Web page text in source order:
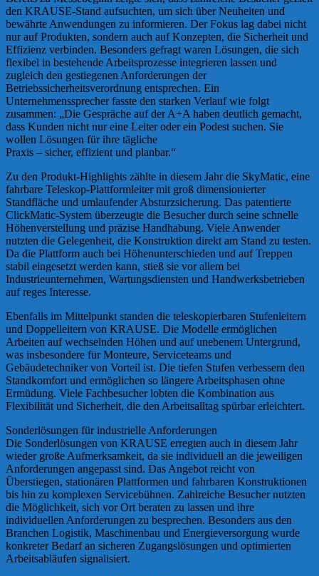
den KRAUSE-Stand aufsuchten, um sich über Neuheiten und
bewährte Anwendungen zu informieren. Der Fokus lag dabei nicht
nur auf Produkten, sondern auch auf Konzepten, die Sicherheit und
Effizienz verbinden. Besonders gefragt waren Lösungen, die sich
flexibel in bestehende Arbeitsprozesse integrieren lassen und
zugleich den gestiegenen Anforderungen der
Betriebssicherheitsverordnung entsprechen. Ein
Unternehmenssprecher fasste den starken Verlauf wie folgt
zusammen: „Die Gespräche auf der A+A haben deutlich gemacht,
dass Kunden nicht nur eine Leiter oder ein Podest suchen. Sie
wollen Lösungen für ihre tägliche
Praxis – sicher, effizient und planbar.“
Zu den Produkt-Highlights zählte in diesem Jahr die SkyMatic, eine
fahrbare Teleskop-Plattformleiter mit groß dimensionierter
Standfläche und umlaufender Absturzsicherung. Das patentierte
ClickMatic-System überzeugte die Besucher durch seine schnelle
Höhenverstellung und präzise Handhabung. Viele Anwender
nutzten die Gelegenheit, die Konstruktion direkt am Stand zu testen.
Da die Plattform auch bei Höhenunterschieden und auf Treppen
stabil eingesetzt werden kann, stieß sie vor allem bei
Industrieunternehmen, Wartungsdiensten und Handwerksbetrieben
auf reges Interesse.
Ebenfalls im Mittelpunkt standen die teleskopierbaren Stufenleitern
und Doppelleitern von KRAUSE. Die Modelle ermöglichen
Arbeiten auf wechselnden Höhen und auf unebenem Untergrund,
was insbesondere für Monteure, Serviceteams und
Gebäudetechniker von Vorteil ist. Die tiefen Stufen verbessern den
Standkomfort und ermöglichen so längere Arbeitsphasen ohne
Ermüdung. Viele Fachbesucher lobten die Kombination aus
Flexibilität und Sicherheit, die den Arbeitsalltag spürbar erleichtert.
Sonderlösungen für industrielle Anforderungen
Die Sonderlösungen von KRAUSE erregten auch in diesem Jahr
wieder große Aufmerksamkeit, da sie individuell an die jeweiligen
Anforderungen angepasst sind. Das Angebot reicht von
Überstiegen, stationären Plattformen und fahrbaren Konstruktionen
bis hin zu komplexen Servicebühnen. Zahlreiche Besucher nutzten
die Möglichkeit, sich vor Ort beraten zu lassen und ihre
individuellen Anforderungen zu besprechen. Besonders aus den
Branchen Logistik, Maschinenbau und Energieversorgung wurde
konkreter Bedarf an sicheren Zugangslösungen und optimierten
Arbeitsabläufen signalisiert.